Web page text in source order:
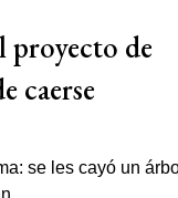
proyecto de
caerse